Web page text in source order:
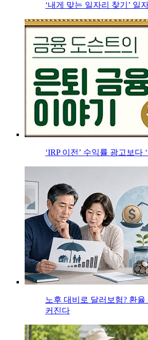
‘내게 맞는 일자리 찾기’ 일
‘IRP 이전’ 수익률 광고보다
노후 대비로 달러보험? 환
커진다